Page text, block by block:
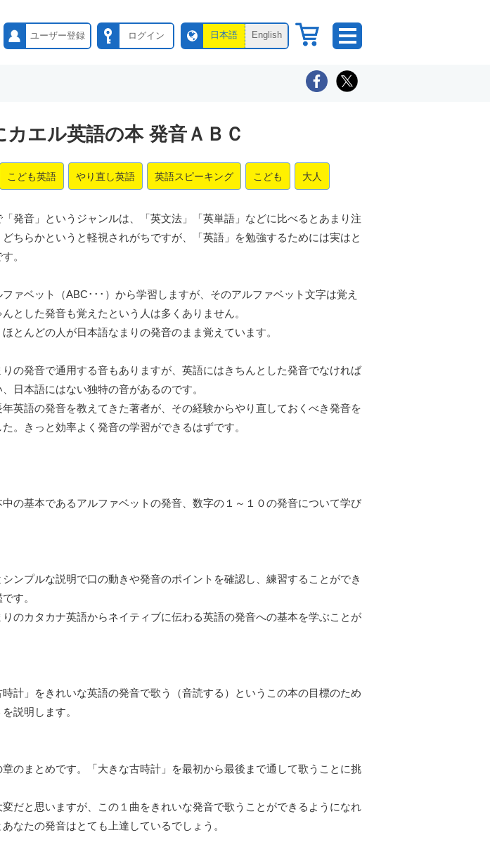
ユーザー登録 ログイン 日本語 English
カエル英語の本 発音ＡＢＣ
こども英語 やり直し英語 英語スピーキング こども 大人
発音」というジャンルは、「英文法」「英単語」などに比べるとあまり注
どちらかというと軽視されがちですが、「英語」を勉強するためには実はと
。
ァベット（ABC･･･）から学習しますが、そのアルファベット文字は覚え
とした発音も覚えたという人は多くありません。
とんどの人が日本語なまりの発音のまま覚えています。
りの発音で通用する音もありますが、英語にはきちんとした発音でなければ
日本語にはない独特の音があるのです。
英語の発音を教えてきた著者が、その経験からやり直しておくべき発音を
。きっと効率よく発音の学習ができるはずです。
の基本であるアルファベットの発音、数字の１～１０の発音について学び
シンプルな説明で口の動きや発音のポイントを確認し、練習することができ
す。
りのカタカナ英語からネイティブに伝わる英語の発音への基本を学ぶことが
時計」をきれいな英語の発音で歌う（音読する）というこの本の目標のため
説明します。
章のまとめです。「大きな古時計」を最初から最後まで通して歌うことに挑
変だと思いますが、この１曲をきれいな発音で歌うことができるようになれ
なたの発音はとても上達しているでしょう。